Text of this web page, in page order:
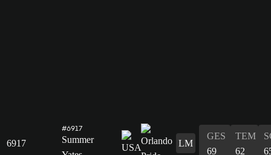
6917
#6917
Summer
LM
GES
69
TEM
62